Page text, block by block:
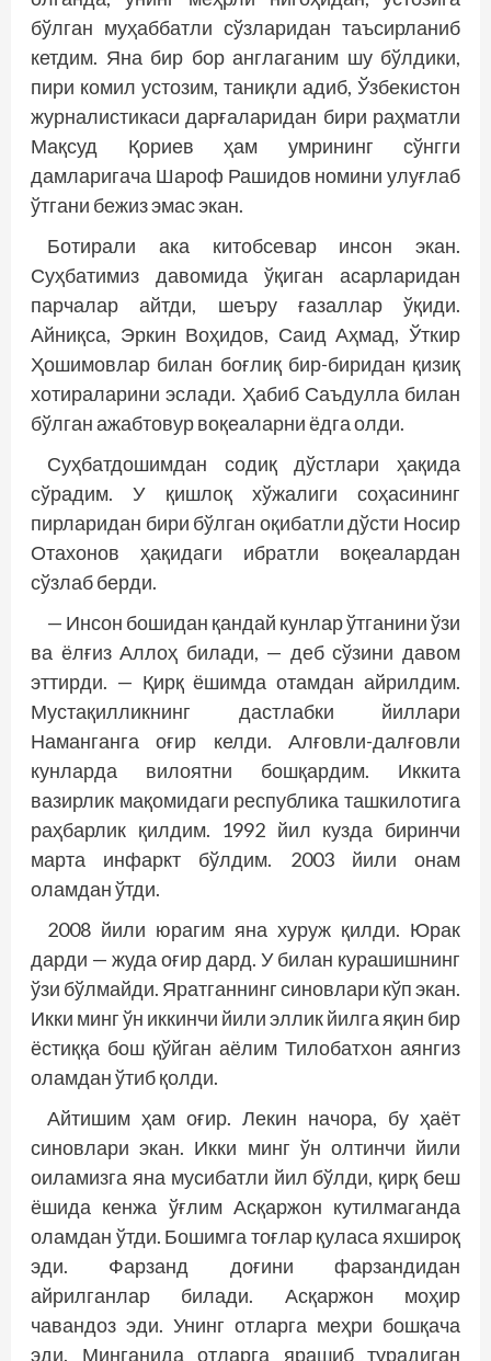
бўлган муҳаббатли сўзларидан таъсирланиб
кетдим. Яна бир бор англаганим шу бўлдики,
пири комил устозим, таниқли адиб, Ўзбекистон
журналистикаси дарғаларидан бири раҳматли
Мақсуд Қориев ҳам умрининг сўнгги
дамларигача Шароф Рашидов номини улуғлаб
ўтгани бежиз эмас экан.
Ботирали ака китобсевар инсон экан.
Суҳбатимиз давомида ўқиган асарларидан
парчалар айтди, шеъру ғазаллар ўқиди.
Айниқса, Эркин Воҳидов, Саид Аҳмад, Ўткир
Ҳошимовлар билан боғлиқ бир-биридан қизиқ
хотираларини эслади. Ҳабиб Саъдулла билан
бўлган ажабтовур воқеаларни ёдга олди.
Суҳбатдошимдан содиқ дўстлари ҳақида
сўрадим. У қишлоқ хўжалиги соҳасининг
пирларидан бири бўлган оқибатли дўсти Носир
Отахонов ҳақидаги ибратли воқеалардан
сўзлаб берди.
— Инсон бошидан қандай кунлар ўтганини ўзи
ва ёлғиз Аллоҳ билади, — деб сўзини давом
эттирди. — Қирқ ёшимда отамдан айрилдим.
Мустақилликнинг дастлабки йиллари
Наманганга оғир келди. Алғовли-далғовли
кунларда вилоятни бошқардим. Иккита
вазирлик мақомидаги республика ташкилотига
раҳбарлик қилдим. 1992 йил кузда биринчи
марта инфаркт бўлдим. 2003 йили онам
оламдан ўтди.
2008 йили юрагим яна хуруж қилди. Юрак
дарди — жуда оғир дард. У билан курашишнинг
ўзи бўлмайди. Яратганнинг синовлари кўп экан.
Икки минг ўн иккинчи йили эллик йилга яқин бир
ёстиққа бош қўйган аёлим Тилобатхон аянгиз
оламдан ўтиб қолди.
Айтишим ҳам оғир. Лекин начора, бу ҳаёт
синовлари экан. Икки минг ўн олтинчи йили
оиламизга яна мусибатли йил бўлди, қирқ беш
ёшида кенжа ўғлим Асқаржон кутилмаганда
оламдан ўтди. Бошимга тоғлар қуласа яхшироқ
эди. Фарзанд доғини фарзандидан
айрилганлар билади. Асқаржон моҳир
чавандоз эди. Унинг отларга меҳри бошқача
эди. Минганида отларга ярашиб турадиган